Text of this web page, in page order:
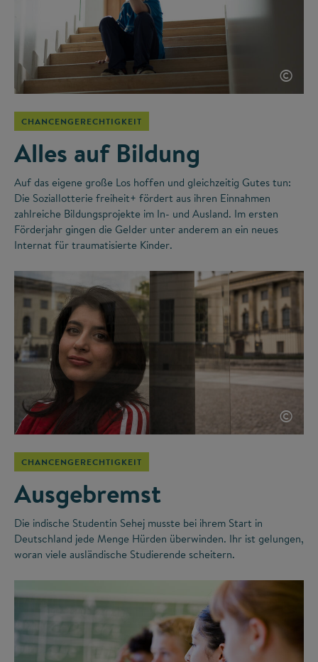
©
CHANCENGERECHTIGKEIT
Alles auf Bildung
Auf das eigene große Los hoffen und gleichzeitig Gutes tun:
Die Soziallotterie freiheit+ fördert aus ihren Einnahmen
zahlreiche Bildungsprojekte im In- und Ausland. Im ersten
Förderjahr gingen die Gelder unter anderem an ein neues
Internat für traumatisierte Kinder.
©
CHANCENGERECHTIGKEIT
Ausgebremst
Die indische Studentin Sehej musste bei ihrem Start in
Deutschland jede Menge Hürden überwinden. Ihr ist gelungen,
woran viele ausländische Studierende scheitern.